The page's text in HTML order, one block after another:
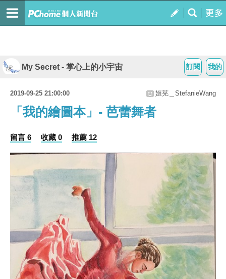
我的
訂閱
My Secret - 掌心上的小宇宙
2019-09-25 21:00:00 姬茪＿StefanieWang
「我的繪圖本」- 芭蕾舞者
留言 6 收藏 0 推薦 12